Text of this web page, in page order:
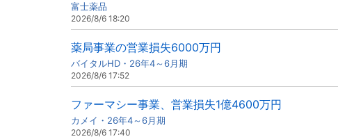
富士薬品
2026/8/6 18:20
薬局事業の営業損失6000万円
バイタルHD・26年4～6月期
2026/8/6 17:52
ファーマシー事業、営業損失1億4600万円
カメイ・26年4～6月期
2026/8/6 17:40